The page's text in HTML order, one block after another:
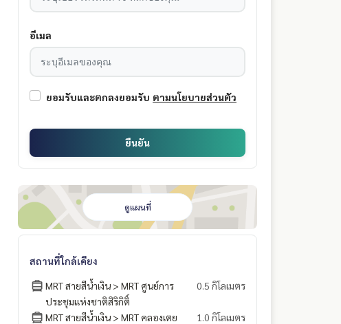
อีเมล
ยอมรับและตกลงยอมรับ ตามนโยบายส่วนตัว
ยืนยัน
ดูแผนที่
สถานที่ใกล้เคียง
MRT สายสีน้ำเงิน > MRT ศูนย์การ
ประชุมแห่งชาติสิริกิติ์
0.5 กิโลเมตร
MRT สายสีน้ำเงิน > MRT คลองเตย
1.0 กิโลเมตร